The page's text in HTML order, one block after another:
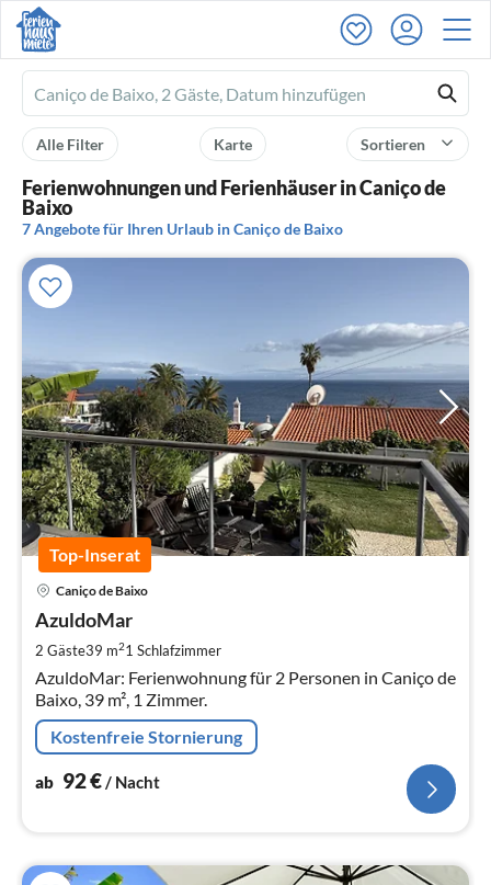
Ferienhausmiete
logo
Sortieren
Karte
Alle Filter
Ferienwohnungen und Ferienhäuser in Caniço de
Baixo
7 Angebote für Ihren Urlaub in Caniço de Baixo
Top-Inserat
Caniço de Baixo
AzuldoMar
2 Gäste39 m21 Schlafzimmer
AzuldoMar: Ferienwohnung für 2 Personen in Caniço de
Baixo, 39 m², 1 Zimmer.
Kostenfreie Stornierung
ab 92€/ Nacht